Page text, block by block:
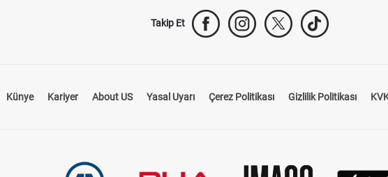
Takip Et
Künye Kariyer About US Yasal Uyarı Çerez Politikası Gizlilik Politikası